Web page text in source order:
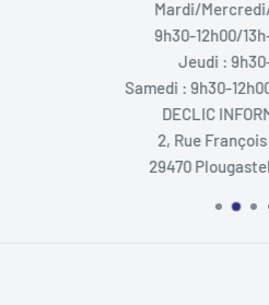
retournements de situation
seconde. Le jeu fonctionne
et propose même plusieurs
parties, comme le mode Expert,
ou encore le mode
Mardi/
9h30-12h00/
Jeudi :
Samedi : 9h30-
DECLIC
2, Rue
29470